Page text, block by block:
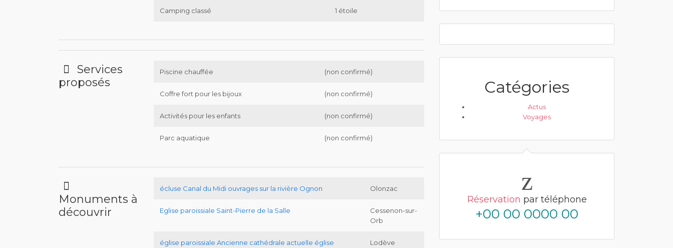
Camping classé 1 étoile
Services
proposés
Piscine chauffée (non confirmé)
Coffre fort pour les bijoux (non confirmé)
Activités pour les enfants (non confirmé)
Parc aquatique (non confirmé)
Monuments à
découvrir
écluse Canal du Midi ouvrages sur la rivière Ognon Olonzac
Eglise paroissiale Saint-Pierre de la Salle
Cessenon-sur-
Orb
église paroissiale Ancienne cathédrale actuelle église
Lodève
Catégories
Actus
Voyages
Réservation par téléphone
+00 00 0000 00